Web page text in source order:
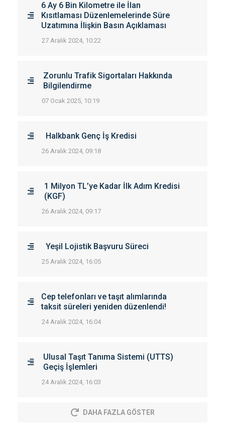
6 Ay 6 Bin Kilometre ile İlan
Kısıtlaması Düzenlemelerinde Süre
Uzatımına İlişkin Basın Açıklaması
27 Aralık 2024, 10:22
Zorunlu Trafik Sigortaları Hakkında
Bilgilendirme
07 Ocak 2025, 10:19
Halkbank Genç İş Kredisi
26 Aralık 2024, 09:18
1 Milyon TL’ye Kadar İlk Adım Kredisi
(KGF)
26 Aralık 2024, 09:17
Yeşil Lojistik Başvuru Süreci
25 Aralık 2024, 16:05
Cep telefonları ve taşıt alımlarında
taksit süreleri yeniden düzenlendi!
24 Aralık 2024, 16:04
Ulusal Taşıt Tanıma Sistemi (UTTS)
Geçiş İşlemleri
24 Aralık 2024, 16:03
DAHA FAZLA GÖSTER